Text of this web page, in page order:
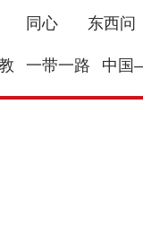
同心 东西问
一带一路 中国